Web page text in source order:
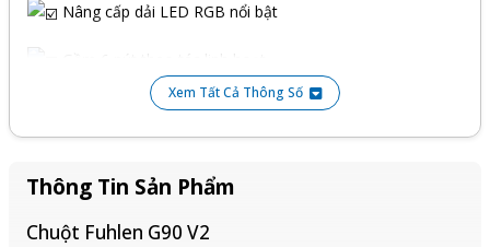
Thông Tin Sản Phẩm
Chuột Fuhlen G90 V2
Nâng cấp dải LED RGB nổi bật
Kích thước: 118.9x64x41
Bảo hành chính hãng 2 năm.
Xem Tất Cả Thông Số